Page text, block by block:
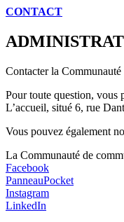
CONTACT
Contacter la
Pour toute question, vous
L’accueil, situé 6, rue
Vous pouvez également
La Communauté de
Facebook
PanneauPocket
Instagram
LinkedIn